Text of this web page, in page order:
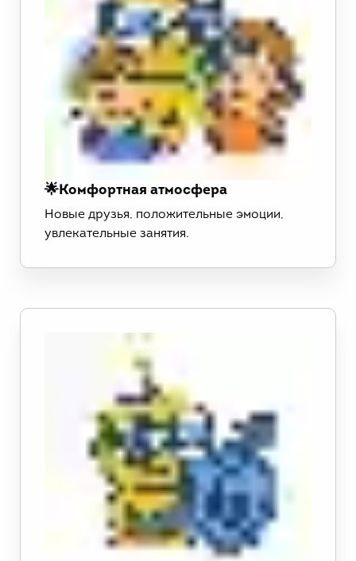
🌟Комфортная атмосфера
Новые друзья, положительные эмоции,
увлекательные занятия.